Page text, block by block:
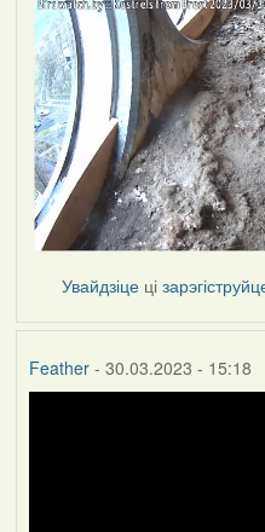
Увайдзіце ці
Feather- 30.03.2023 - 15:18